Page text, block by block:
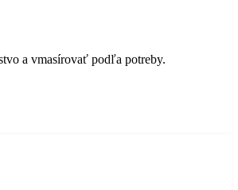
a vmasírovať podľa potreby.